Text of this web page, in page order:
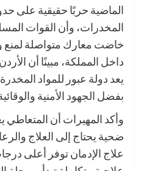
الماضية حربًا حقيقية على
المخدرات، وأن القوات
خاضت معارك متواصلة
داخل المملكة، مبينًا أن
يعد دولة عبور للمواد
بفضل الجهود الأمنية
وأكد المهيرات أن المتعاطي
ضحية يحتاج إلى العلاج
علاج الإدمان توفر أعلى